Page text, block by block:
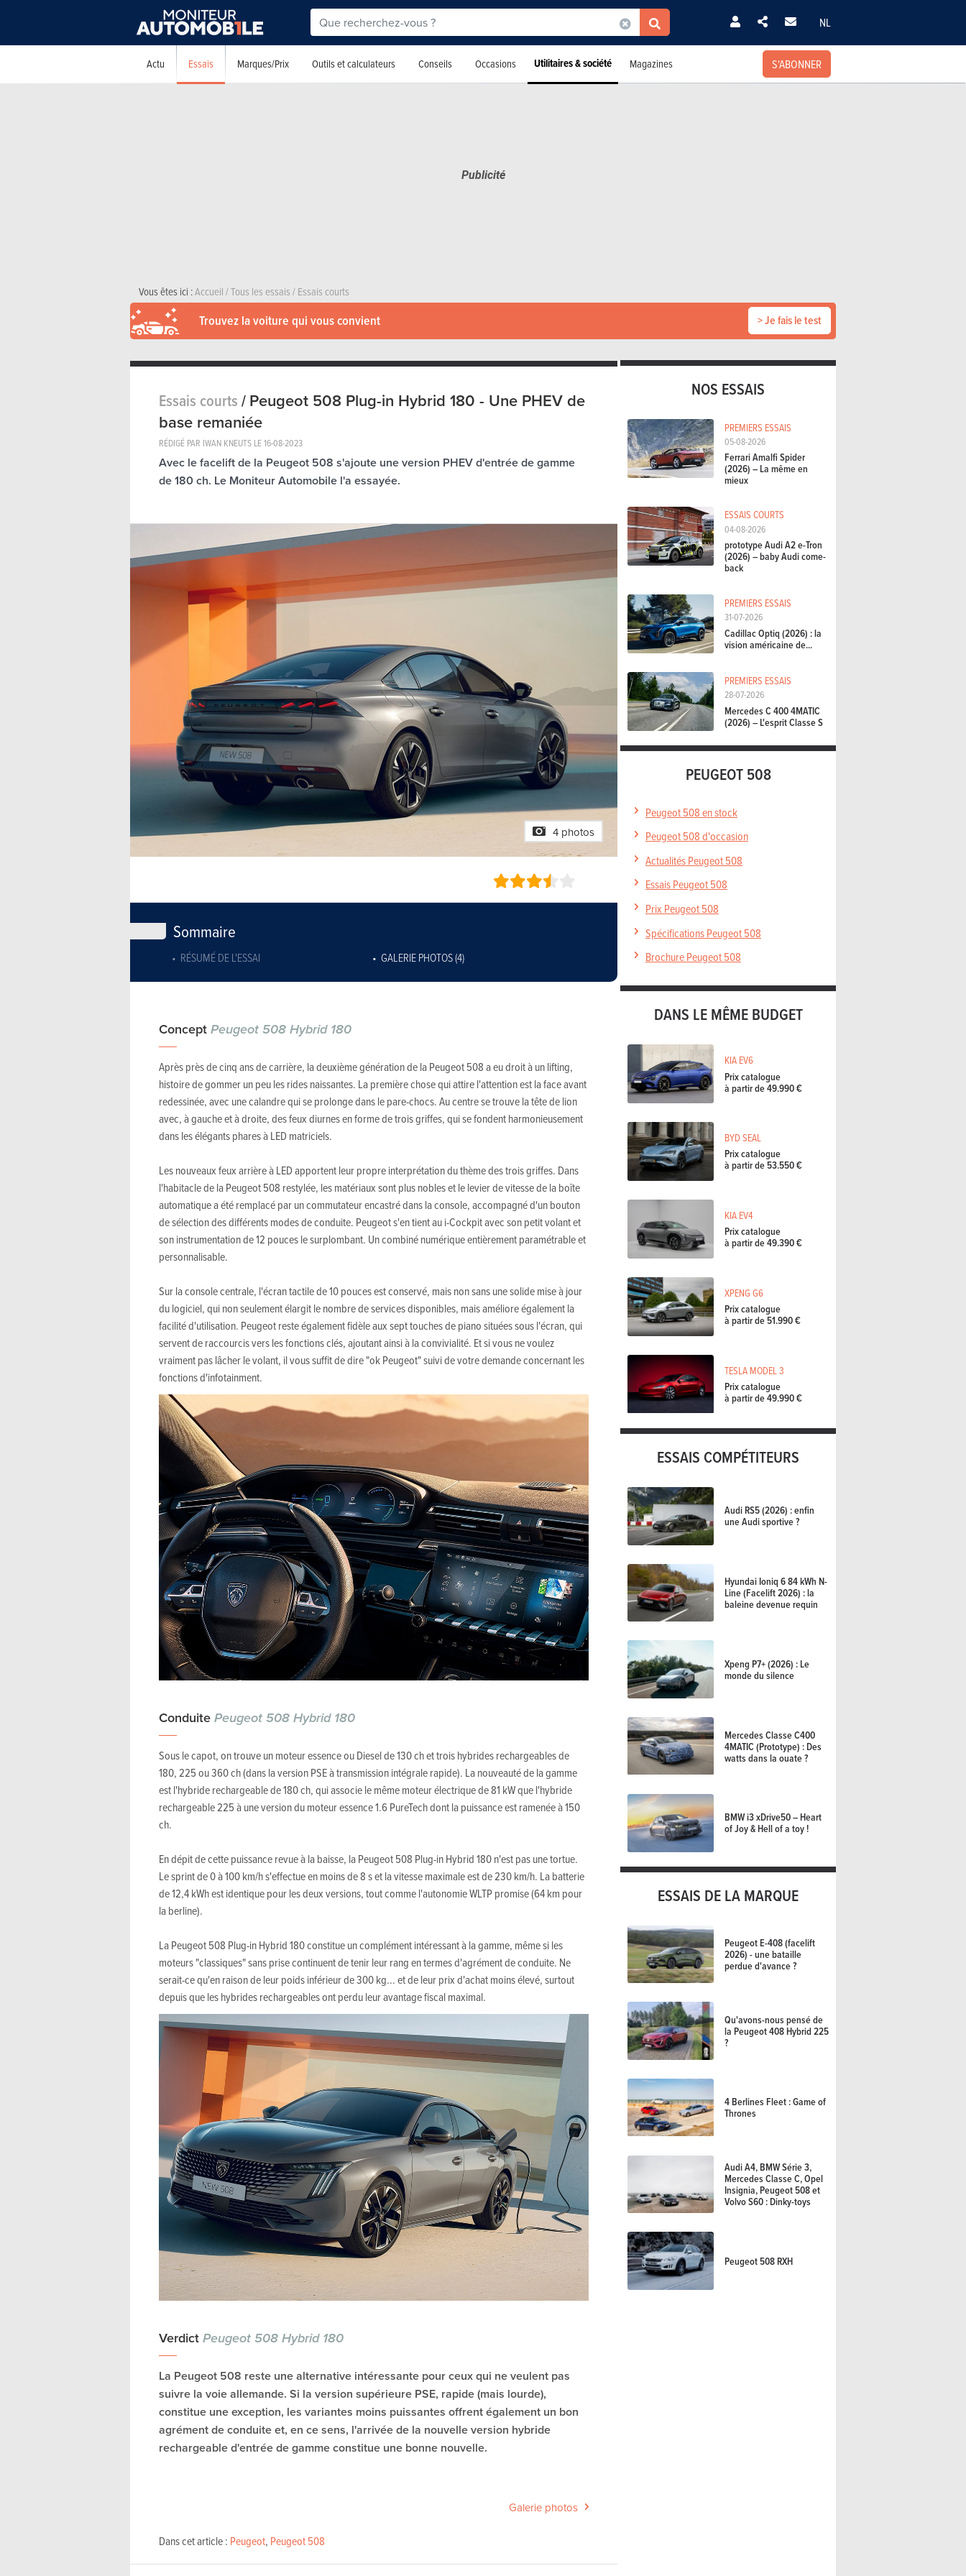
NL
Actu Essais Marques/Prix Outils et calculateurs Conseils Occasions Utilitaires & société Magazines S'ABONNER
Vous êtes ici :Accueil/Tous les essais/Essais courts
Trouvez la voiture qui vous convient > Je fais le test
Essais courts/Peugeot 508 Plug-in Hybrid 180 - Une PHEV de
base remaniée
RÉDIGÉ PAR IWAN KNEUTS LE16-08-2023
Avec le facelift de la Peugeot 508 s'ajoute une version PHEV d'entrée de gamme
de 180 ch. Le Moniteur Automobile l'a essayée.
4 photos
Sommaire
RÉSUMÉ DE L'ESSAI GALERIE PHOTOS (4)
Concept Peugeot 508 Hybrid 180
Après près de cinq ans de carrière, la deuxième génération de la Peugeot 508 a eu droit à un lifting,
histoire de gommer un peu les rides naissantes. La première chose qui attire l'attention est la face avant
redessinée, avec une calandre qui se prolonge dans le pare-chocs. Au centre se trouve la tête de lion
avec, à gauche et à droite, des feux diurnes en forme de trois griffes, qui se fondent harmonieusement
dans les élégants phares à LED matriciels.
Les nouveaux feux arrière à LED apportent leur propre interprétation du thème des trois griffes. Dans
l'habitacle de la Peugeot 508 restylée, les matériaux sont plus nobles et le levier de vitesse de la boîte
automatique a été remplacé par un commutateur encastré dans la console, accompagné d'un bouton
de sélection des différents modes de conduite. Peugeot s'en tient au i-Cockpit avec son petit volant et
son instrumentation de 12 pouces le surplombant. Un combiné numérique entièrement paramétrable et
personnalisable.
Sur la console centrale, l'écran tactile de 10 pouces est conservé, mais non sans une solide mise à jour
du logiciel, qui non seulement élargit le nombre de services disponibles, mais améliore également la
facilité d'utilisation. Peugeot reste également fidèle aux sept touches de piano situées sous l'écran, qui
servent de raccourcis vers les fonctions clés, ajoutant ainsi à la convivialité. Et si vous ne voulez
vraiment pas lâcher le volant, il vous suffit de dire "ok Peugeot" suivi de votre demande concernant les
fonctions d'infotainment.
Conduite Peugeot 508 Hybrid 180
Sous le capot, on trouve un moteur essence ou Diesel de 130 ch et trois hybrides rechargeables de
180, 225 ou 360 ch (dans la version PSE à transmission intégrale rapide). La nouveauté de la gamme
est l'hybride rechargeable de 180 ch, qui associe le même moteur électrique de 81 kW que l'hybride
rechargeable 225 à une version du moteur essence 1.6 PureTech dont la puissance est ramenée à 150
ch.
En dépit de cette puissance revue à la baisse, la Peugeot 508 Plug-in Hybrid 180 n'est pas une tortue.
Le sprint de 0 à 100 km/h s'effectue en moins de 8 s et la vitesse maximale est de 230 km/h. La batterie
de 12,4 kWh est identique pour les deux versions, tout comme l'autonomie WLTP promise (64 km pour
la berline).
La Peugeot 508 Plug-in Hybrid 180 constitue un complément intéressant à la gamme, même si les
moteurs "classiques" sans prise continuent de tenir leur rang en termes d'agrément de conduite. Ne
serait-ce qu'en raison de leur poids inférieur de 300 kg... et de leur prix d'achat moins élevé, surtout
depuis que les hybrides rechargeables ont perdu leur avantage fiscal maximal.
Verdict Peugeot 508 Hybrid 180
La Peugeot 508 reste une alternative intéressante pour ceux qui ne veulent pas
suivre la voie allemande. Si la version supérieure PSE, rapide (mais lourde),
constitue une exception, les variantes moins puissantes offrent également un bon
agrément de conduite et, en ce sens, l'arrivée de la nouvelle version hybride
rechargeable d'entrée de gamme constitue une bonne nouvelle.
Galerie photos
Dans cet article : Peugeot, Peugeot 508
NOS ESSAIS
PREMIERS ESSAIS
05-08-2026
Ferrari Amalfi Spider
(2026) – La même en
mieux
ESSAIS COURTS
04-08-2026
prototype Audi A2 e-Tron
(2026) – baby Audi come-
back
PREMIERS ESSAIS
31-07-2026
Cadillac Optiq (2026) : la
vision américaine de...
PREMIERS ESSAIS
28-07-2026
Mercedes C 400 4MATIC
(2026) – L'esprit Classe S
PEUGEOT 508
Peugeot 508 en stock
Peugeot 508 d'occasion
Actualités Peugeot 508
Essais Peugeot 508
Prix Peugeot 508
Spécifications Peugeot 508
Brochure Peugeot 508
DANS LE MÊME BUDGET
KIA EV6
Prix catalogue
à partir de 49.990 €
BYD SEAL
Prix catalogue
à partir de 53.550 €
KIA EV4
Prix catalogue
à partir de 49.390 €
XPENG G6
Prix catalogue
à partir de 51.990 €
TESLA MODEL 3
Prix catalogue
à partir de 49.990 €
ESSAIS COMPÉTITEURS
Audi RS5 (2026) : enfin
une Audi sportive ?
Hyundai Ioniq 6 84 kWh N-
Line (Facelift 2026) : la
baleine devenue requin
Xpeng P7+ (2026) : Le
monde du silence
Mercedes Classe C400
4MATIC (Prototype) : Des
watts dans la ouate ?
BMW i3 xDrive50 – Heart
of Joy & Hell of a toy !
ESSAIS DE LA MARQUE
Peugeot E-408 (facelift
2026) - une bataille
perdue d'avance ?
Qu'avons-nous pensé de
la Peugeot 408 Hybrid 225
?
4 Berlines Fleet : Game of
Thrones
Audi A4, BMW Série 3,
Mercedes Classe C, Opel
Insignia, Peugeot 508 et
Volvo S60 : Dinky-toys
Peugeot 508 RXH